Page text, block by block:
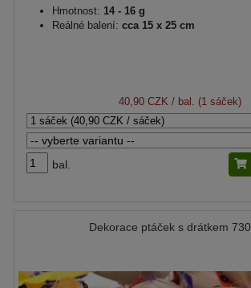
Hmotnost: 14 - 16 g
Reálné balení: cca 15 x 25 cm
40,90 CZK / bal. (1 sáček)
bal.
Dekorace ptáček s drátkem